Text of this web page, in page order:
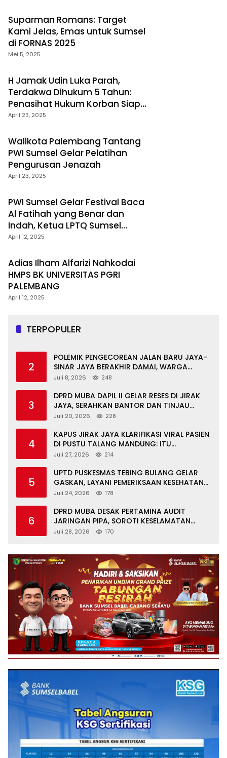
Suparman Romans: Target
Kami Jelas, Emas untuk Sumsel
di FORNAS 2025
Mei 5, 2025
H Jamak Udin Luka Parah,
Terdakwa Dihukum 5 Tahun:
Penasihat Hukum Korban Siap
Banding
April 23, 2025
Walikota Palembang Tantang
PWI Sumsel Gelar Pelatihan
Pengurusan Jenazah
April 23, 2025
PWI Sumsel Gelar Festival Baca
Al Fatihah yang Benar dan
Indah, Ketua LPTQ Sumsel
Tugaskan Dewan Juri dan
April 12, 2025
Adias Ilham Alfarizi Nahkodai
HMPS BK UNIVERSITAS PGRI
PALEMBANG
April 12, 2025
TERPOPULER
2
POLEMIK PENGECOREAN JALAN BARU JAYA–
SINAR JAYA BERAKHIR DAMAI, WARGA
APRESIASI PERAN FORKOPIMCAM DAN DPRD
Juli 8, 2026 248
3
DPRD MUBA DAPIL II GELAR RESES DI JIRAK
JAYA, SERAHKAN BANTOR DAN TINJAU
JALAN RUSAK SERTA TPS 3R
Juli 20, 2026 228
4
KAPUS JIRAK JAYA KLARIFIKASI VIRAL PASIEN
DI PUSTU TALANG MANDUNG: ITU
MISKOMUNIKASI
Juli 27, 2026 214
5
UPTD PUSKESMAS TEBING BULANG GELAR
GASKAN, LAYANI PEMERIKSAAN KESEHATAN
GRATIS UNTUK ASN DI SUNGAI KERUH
Juli 24, 2026 178
6
DPRD MUBA DESAK PERTAMINA AUDIT
JARINGAN PIPA, SOROTI KESELAMATAN
WARGA JIRAK
Juli 28, 2026 170